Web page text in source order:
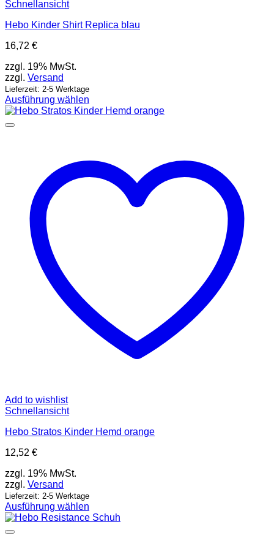
Schnellansicht
Hebo Kinder Shirt Replica blau
16,72 €
zzgl. 19% MwSt.
zzgl. Versand
Lieferzeit: 2-5 Werktage
Ausführung wählen
Dieses
Produkt
Optionen
können
Produktseite
gewählt
werden
Add to wishlist
Schnellansicht
Hebo Stratos Kinder Hemd orange
12,52 €
zzgl. 19% MwSt.
zzgl. Versand
Lieferzeit: 2-5 Werktage
Ausführung wählen
Dieses
Produkt